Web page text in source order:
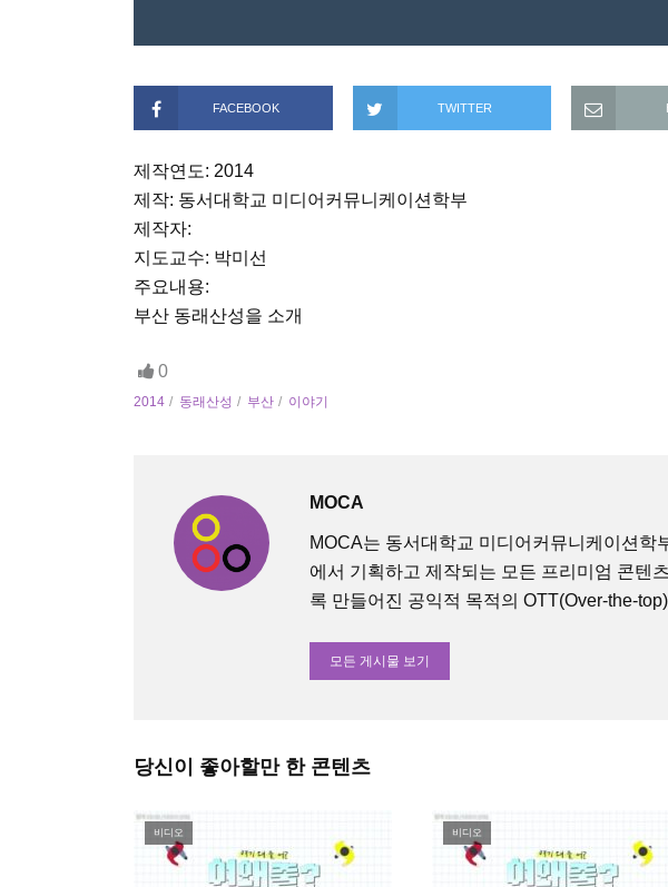
FACEBOOK TWITTER
제작연도: 2014
제작: 동서대학교 미디어커뮤니케이션학부
제작자:
지도교수: 박미선
주요내용:
부산 동래산성을 소개
0
2014 동래산성 부산 이야기
MOCA
MOCA는 동서대학교 미디어커뮤니케이션학
에서 기획하고 제작되는 모든 프리미엄 콘텐
록 만들어진 공익적 목적의 OTT(Over-the-
모든 게시물 보기
당신이 좋아할만 한 콘텐츠
비디오 비디오